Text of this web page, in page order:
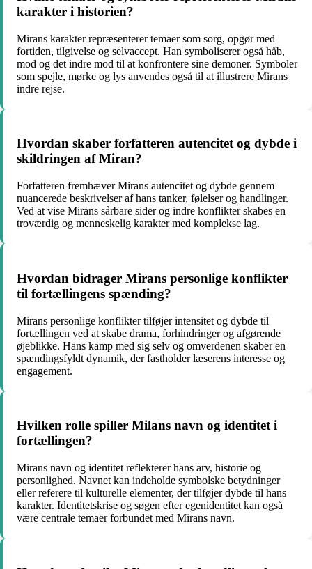
karakter i historien?
Mirans karakter repræsenterer temaer som sorg, opgør med
fortiden, tilgivelse og selvaccept. Han symboliserer også håb,
mod og det indre mod til at konfrontere sine demoner. Symboler
som spejle, mørke og lys anvendes også til at illustrere Mirans
indre rejse.
Hvordan skaber forfatteren autencitet og dybde i
skildringen af Miran?
Forfatteren fremhæver Mirans autencitet og dybde gennem
nuancerede beskrivelser af hans tanker, følelser og handlinger.
Ved at vise Mirans sårbare sider og indre konflikter skabes en
troværdig og menneskelig karakter med komplekse lag.
Hvordan bidrager Mirans personlige konflikter
til fortællingens spænding?
Mirans personlige konflikter tilføjer intensitet og dybde til
fortællingen ved at skabe drama, forhindringer og afgørende
øjeblikke. Hans kamp med sig selv og omverdenen skaber en
spændingsfyldt dynamik, der fastholder læserens interesse og
engagement.
Hvilken rolle spiller Milans navn og identitet i
fortællingen?
Mirans navn og identitet reflekterer hans arv, historie og
personlighed. Navnet kan indeholde symbolske betydninger
eller referere til kulturelle elementer, der tilføjer dybde til hans
karakter. Identitetskrise og søgen efter egenidentitet kan også
være centrale temaer forbundet med Mirans navn.